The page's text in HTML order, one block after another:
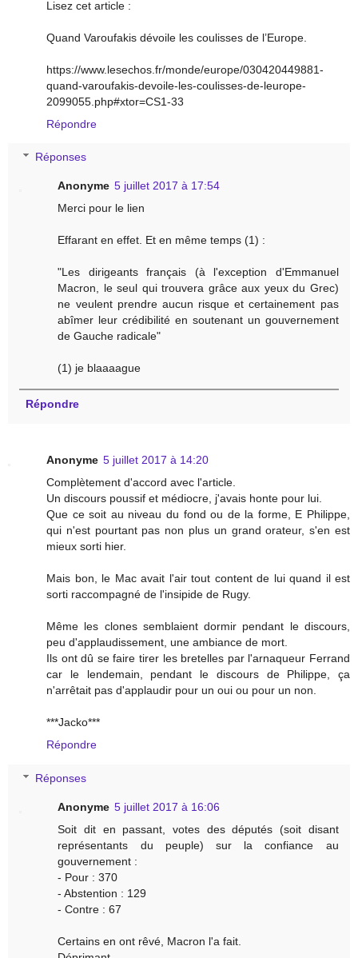
Lisez cet article :
Quand Varoufakis dévoile les coulisses de l’Europe.
https://www.lesechos.fr/monde/europe/030420449881-
quand-varoufakis-devoile-les-coulisses-de-leurope-
2099055.php#xtor=CS1-33
Répondre
Réponses
Anonyme 5 juillet 2017 à 17:54
Merci pour le lien
Effarant en effet. Et en même temps (1) :
"Les dirigeants français (à l'exception d'Emmanuel
Macron, le seul qui trouvera grâce aux yeux du Grec)
ne veulent prendre aucun risque et certainement pas
abîmer leur crédibilité en soutenant un gouvernement
de Gauche radicale"
(1) je blaaaague
Répondre
Anonyme 5 juillet 2017 à 14:20
Complètement d'accord avec l'article.
Un discours poussif et médiocre, j'avais honte pour lui.
Que ce soit au niveau du fond ou de la forme, E Philippe,
qui n'est pourtant pas non plus un grand orateur, s'en est
mieux sorti hier.
Mais bon, le Mac avait l'air tout content de lui quand il est
sorti raccompagné de l'insipide de Rugy.
Même les clones semblaient dormir pendant le discours,
peu d'applaudissement, une ambiance de mort.
Ils ont dû se faire tirer les bretelles par l'arnaqueur Ferrand
car le lendemain, pendant le discours de Philippe, ça
n'arrêtait pas d'applaudir pour un oui ou pour un non.
***Jacko***
Répondre
Réponses
Anonyme 5 juillet 2017 à 16:06
Soit dit en passant, votes des députés (soit disant
représentants du peuple) sur la confiance au
gouvernement :
- Pour : 370
- Abstention : 129
- Contre : 67
Certains en ont rêvé, Macron l'a fait.